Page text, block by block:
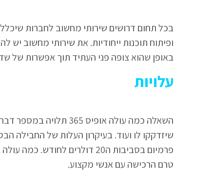
ופיתוח תוכנות ייחודיות. את שירותי מחשוב
באופן שהוא צופה פני העתיד תוך אפשרות של
עלויות
השאלה כמה עולה אופיס
טרם הרכישה עם אנשי מקצוע.